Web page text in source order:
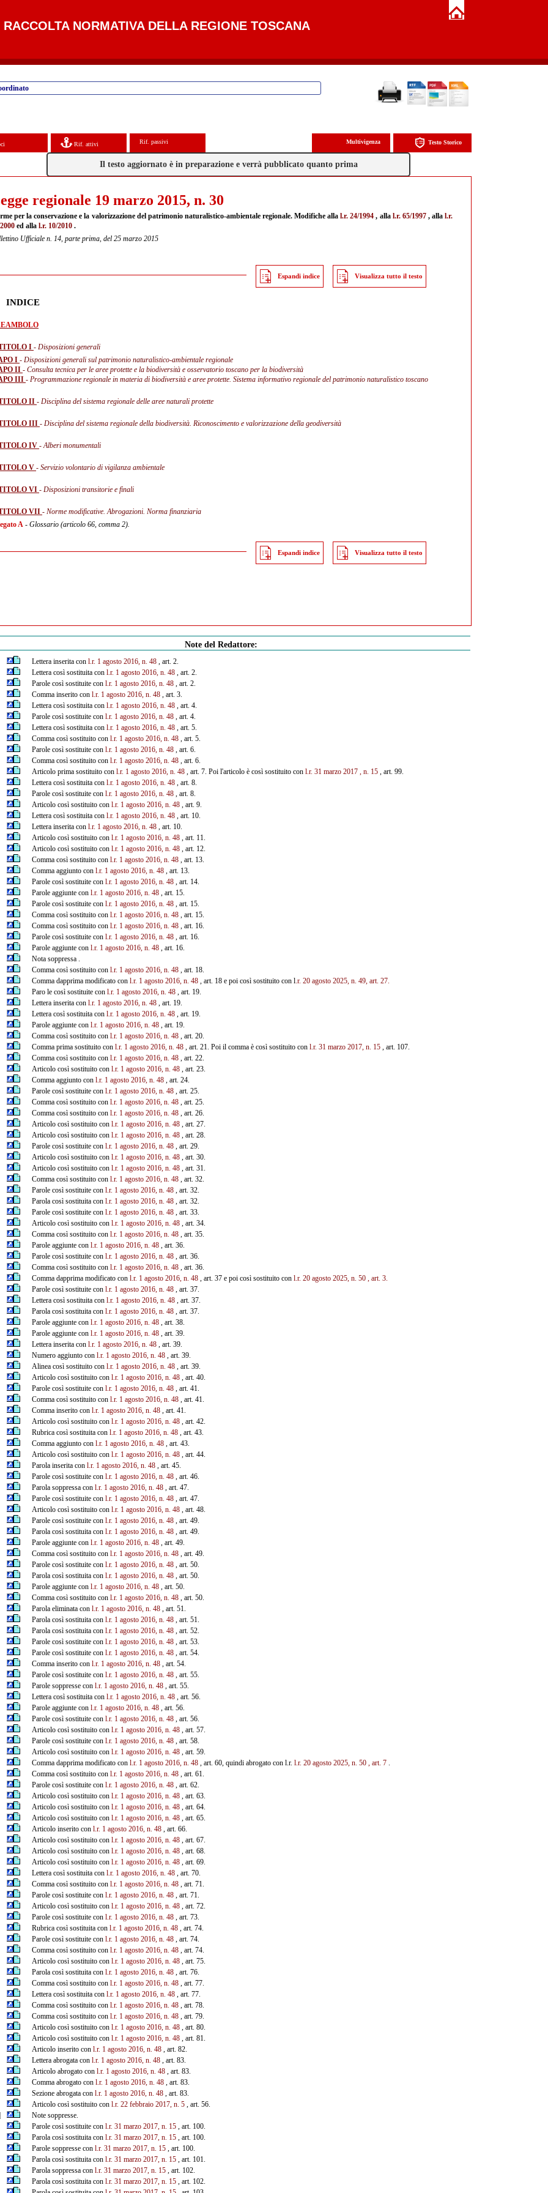
RACCOLTA NORMATIVA DELLA REGIONE TOSCANA
Rif. attivi Rif. passivi Testo Storico
Multivigenza
Il testo aggiornato è in preparazione e verrà pubblicato quanto prima
regionale 19 marzo 2015, n. 30
per la conservazione e la valorizzazione del patrimonio naturalistico-ambientale regionale. Modifiche allal.r. 24/1994 , alla l.r. 65/1997, allal.r.
ed alla l.r. 10/2010 .
Ufficiale n. 14, parte prima, del 25 marzo 2015
Espandi indice Visualizza tutto il testo
INDICE
I - Disposizioni generali
I - Disposizioni generali sul patrimonio naturalistico-ambientale regionale
II - Consulta tecnica per le aree protette e la biodiversità e osservatorio toscano per la biodiversità
III - Programmazione regionale in materia di biodiversità e aree protette. Sistema informativo regionale del patrimonio naturalistico toscano
II - Disciplina del sistema regionale delle aree naturali protette
III - Disciplina del sistema regionale della biodiversità. Riconoscimento e valorizzazione della geodiversità
IV - Alberi monumentali
V - Servizio volontario di vigilanza ambientale
VI - Disposizioni transitorie e finali
VII - Norme modificative. Abrogazioni. Norma finanziaria
A - Glossario (articolo 66, comma 2).
Espandi indice Visualizza tutto il testo
Note del Redattore:
Lettera inserita con l.r. 1 agosto 2016, n. 48, art. 2.
Lettera così sostituita con l.r. 1 agosto 2016, n. 48, art. 2.
Parole così sostituite con l.r. 1 agosto 2016, n. 48, art. 2.
Comma inserito con l.r. 1 agosto 2016, n. 48, art. 3.
Lettera così sostituita con l.r. 1 agosto 2016, n. 48, art. 4.
Parole così sostituite con l.r. 1 agosto 2016, n. 48, art. 4.
Lettera così sostituita con l.r. 1 agosto 2016, n. 48, art. 5.
Comma così sostituito con l.r. 1 agosto 2016, n. 48, art. 5.
Parole così sostituite con l.r. 1 agosto 2016, n. 48, art. 6.
Comma così sostituito con l.r. 1 agosto 2016, n. 48, art. 6.
Articolo prima sostituito con l.r. 1 agosto 2016, n. 48, art. 7. Poi l'articolo è così sostituito con l.r. 31 marzo 2017 , n. 15, art. 99.
Lettera così sostituita con l.r. 1 agosto 2016, n. 48, art. 8.
Parole così sostituite con l.r. 1 agosto 2016, n. 48, art. 8.
Articolo così sostituito con l.r. 1 agosto 2016, n. 48, art. 9.
Lettera così sostituita con l.r. 1 agosto 2016, n. 48, art. 10.
Lettera inserita con l.r. 1 agosto 2016, n. 48, art. 10.
Articolo così sostituito con l.r. 1 agosto 2016, n. 48, art. 11.
Articolo così sostituito con l.r. 1 agosto 2016, n. 48, art. 12.
Comma così sostituito con l.r. 1 agosto 2016, n. 48, art. 13.
Comma aggiunto con l.r. 1 agosto 2016, n. 48, art. 13.
Parole così sostituite con l.r. 1 agosto 2016, n. 48, art. 14.
Parole aggiunte con l.r. 1 agosto 2016, n. 48, art. 15.
Parole così sostituite con l.r. 1 agosto 2016, n. 48, art. 15.
Comma così sostituito con l.r. 1 agosto 2016, n. 48, art. 15.
Comma così sostituito con l.r. 1 agosto 2016, n. 48, art. 16.
Parole così sostituite con l.r. 1 agosto 2016, n. 48, art. 16.
Parole aggiunte con l.r. 1 agosto 2016, n. 48, art. 16.
Nota soppressa .
Comma così sostituito con l.r. 1 agosto 2016, n. 48, art. 18.
Comma dapprima modificato con l.r. 1 agosto 2016, n. 48, art. 18 e poi così sostituito con l.r. 20 agosto 2025, n. 49, art. 27.
Paro le così sostituite con l.r. 1 agosto 2016, n. 48, art. 19.
Lettera inserita con l.r. 1 agosto 2016, n. 48, art. 19.
Lettera così sostituita con l.r. 1 agosto 2016, n. 48, art. 19.
Parole aggiunte con l.r. 1 agosto 2016, n. 48, art. 19.
Comma così sostituito con l.r. 1 agosto 2016, n. 48, art. 20.
Comma prima sostituito con l.r. 1 agosto 2016, n. 48, art. 21. Poi il comma è così sostituito con l.r. 31 marzo 2017, n. 15, art. 107.
Comma così sostituito con l.r. 1 agosto 2016, n. 48, art. 22.
Articolo così sostituito con l.r. 1 agosto 2016, n. 48, art. 23.
Comma aggiunto con l.r. 1 agosto 2016, n. 48, art. 24.
Parole così sostituite con l.r. 1 agosto 2016, n. 48, art. 25.
Comma così sostituito con l.r. 1 agosto 2016, n. 48, art. 25.
Comma così sostituito con l.r. 1 agosto 2016, n. 48, art. 26.
Articolo così sostituito con l.r. 1 agosto 2016, n. 48, art. 27.
Articolo così sostituito con l.r. 1 agosto 2016, n. 48, art. 28.
Parole così sostituite con l.r. 1 agosto 2016, n. 48, art. 29.
Articolo così sostituito con l.r. 1 agosto 2016, n. 48, art. 30.
Articolo così sostituito con l.r. 1 agosto 2016, n. 48, art. 31.
Comma così sostituito con l.r. 1 agosto 2016, n. 48, art. 32.
Parole così sostituite con l.r. 1 agosto 2016, n. 48, art. 32.
Parola così sostituita con l.r. 1 agosto 2016, n. 48, art. 32.
Parole così sostituite con l.r. 1 agosto 2016, n. 48, art. 33.
Articolo così sostituito con l.r. 1 agosto 2016, n. 48, art. 34.
Comma così sostituito con l.r. 1 agosto 2016, n. 48, art. 35.
Parole aggiunte con l.r. 1 agosto 2016, n. 48, art. 36.
Parole così sostituite con l.r. 1 agosto 2016, n. 48, art. 36.
Comma così sostituito con l.r. 1 agosto 2016, n. 48, art. 36.
Comma dapprima modificato con l.r. 1 agosto 2016, n. 48, art. 37 e poi così sostituito con l.r. 20 agosto 2025, n. 50 , art. 3.
Parole così sostituite con l.r. 1 agosto 2016, n. 48, art. 37.
Lettera così sostituita con l.r. 1 agosto 2016, n. 48, art. 37.
Parola così sostituita con l.r. 1 agosto 2016, n. 48, art. 37.
Parole aggiunte con l.r. 1 agosto 2016, n. 48, art. 38.
Parole aggiunte con l.r. 1 agosto 2016, n. 48, art. 39.
Lettera inserita con l.r. 1 agosto 2016, n. 48, art. 39.
Numero aggiunto con l.r. 1 agosto 2016, n. 48, art. 39.
Alinea così sostituito con l.r. 1 agosto 2016, n. 48, art. 39.
Articolo così sostituito con l.r. 1 agosto 2016, n. 48, art. 40.
Parole così sostituite con l.r. 1 agosto 2016, n. 48, art. 41.
Comma così sostituito con l.r. 1 agosto 2016, n. 48, art. 41.
Comma inserito con l.r. 1 agosto 2016, n. 48, art. 41.
Articolo così sostituito con l.r. 1 agosto 2016, n. 48, art. 42.
Rubrica così sostituita con l.r. 1 agosto 2016, n. 48, art. 43.
Comma aggiunto con l.r. 1 agosto 2016, n. 48, art. 43.
Articolo così sostituito con l.r. 1 agosto 2016, n. 48, art. 44.
Parola inserita con l.r. 1 agosto 2016, n. 48, art. 45.
Parole così sostituite con l.r. 1 agosto 2016, n. 48, art. 46.
Parola soppressa con l.r. 1 agosto 2016, n. 48, art. 47.
Parole così sostituite con l.r. 1 agosto 2016, n. 48, art. 47.
Articolo così sostituito con l.r. 1 agosto 2016, n. 48, art. 48.
Parole così sostituite con l.r. 1 agosto 2016, n. 48, art. 49.
Parola così sostituita con l.r. 1 agosto 2016, n. 48, art. 49.
Parole aggiunte con l.r. 1 agosto 2016, n. 48, art. 49.
Comma così sostituito con l.r. 1 agosto 2016, n. 48, art. 49.
Parole così sostituite con l.r. 1 agosto 2016, n. 48, art. 50.
Parola così sostituita con l.r. 1 agosto 2016, n. 48, art. 50.
Parole aggiunte con l.r. 1 agosto 2016, n. 48, art. 50.
Comma così sostituito con l.r. 1 agosto 2016, n. 48, art. 50.
Parola eliminata con l.r. 1 agosto 2016, n. 48, art. 51.
Parola così sostituita con l.r. 1 agosto 2016, n. 48, art. 51.
Parola così sostituita con l.r. 1 agosto 2016, n. 48, art. 52.
Parole così sostituite con l.r. 1 agosto 2016, n. 48, art. 53.
Parole così sostituite con l.r. 1 agosto 2016, n. 48, art. 54.
Comma inserito con l.r. 1 agosto 2016, n. 48, art. 54.
Parole così sostituite con l.r. 1 agosto 2016, n. 48, art. 55.
Parole soppresse con l.r. 1 agosto 2016, n. 48, art. 55.
Lettera così sostituita con l.r. 1 agosto 2016, n. 48, art. 56.
Parole aggiunte con l.r. 1 agosto 2016, n. 48, art. 56.
Parole così sostituite con l.r. 1 agosto 2016, n. 48, art. 56.
Articolo così sostituito con l.r. 1 agosto 2016, n. 48, art. 57.
Parole così sostituite con l.r. 1 agosto 2016, n. 48, art. 58.
Articolo così sostituito con l.r. 1 agosto 2016, n. 48, art. 59.
Comma dapprima modificato con l.r. 1 agosto 2016, n. 48, art. 60, quindi abrogato con l.r. l.r. 20 agosto 2025, n. 50 , art. 7.
Comma così sostituito con l.r. 1 agosto 2016, n. 48, art. 61.
Parole così sostituite con l.r. 1 agosto 2016, n. 48, art. 62.
Articolo così sostituito con l.r. 1 agosto 2016, n. 48, art. 63.
Articolo così sostituito con l.r. 1 agosto 2016, n. 48, art. 64.
Articolo così sostituito con l.r. 1 agosto 2016, n. 48, art. 65.
Articolo inserito con l.r. 1 agosto 2016, n. 48, art. 66.
Articolo così sostituito con l.r. 1 agosto 2016, n. 48, art. 67.
Articolo così sostituito con l.r. 1 agosto 2016, n. 48, art. 68.
Articolo così sostituito con l.r. 1 agosto 2016, n. 48, art. 69.
Lettera così sostituita con l.r. 1 agosto 2016, n. 48, art. 70.
Comma così sostituito con l.r. 1 agosto 2016, n. 48, art. 71.
Parole così sostituite con l.r. 1 agosto 2016, n. 48, art. 71.
Articolo così sostituito con l.r. 1 agosto 2016, n. 48, art. 72.
Parole così sostituite con l.r. 1 agosto 2016, n. 48, art. 73.
Rubrica così sostituita con l.r. 1 agosto 2016, n. 48, art. 74.
Parole così sostituite con l.r. 1 agosto 2016, n. 48, art. 74.
Comma così sostituito con l.r. 1 agosto 2016, n. 48, art. 74.
Articolo così sostituito con l.r. 1 agosto 2016, n. 48, art. 75.
Parola così sostituita con l.r. 1 agosto 2016, n. 48, art. 76.
Comma così sostituito con l.r. 1 agosto 2016, n. 48, art. 77.
Lettera così sostituita con l.r. 1 agosto 2016, n. 48, art. 77.
Comma così sostituito con l.r. 1 agosto 2016, n. 48, art. 78.
Comma così sostituito con l.r. 1 agosto 2016, n. 48, art. 79.
Articolo così sostituito con l.r. 1 agosto 2016, n. 48, art. 80.
Articolo così sostituito con l.r. 1 agosto 2016, n. 48, art. 81.
Articolo inserito con l.r. 1 agosto 2016, n. 48, art. 82.
Lettera abrogata con l.r. 1 agosto 2016, n. 48, art. 83.
Articolo abrogato con l.r. 1 agosto 2016, n. 48, art. 83.
Comma abrogato con l.r. 1 agosto 2016, n. 48, art. 83.
Sezione abrogata con l.r. 1 agosto 2016, n. 48, art. 83.
Articolo così sostituito con l.r. 22 febbraio 2017, n. 5, art. 56.
Note soppresse.
Parole così sostituite con l.r. 31 marzo 2017, n. 15, art. 100.
Parola così sostituita con l.r. 31 marzo 2017, n. 15, art. 100.
Parole soppresse con l.r. 31 marzo 2017, n. 15, art. 100.
Parola così sostituita con l.r. 31 marzo 2017, n. 15, art. 101.
Parola soppressa con l.r. 31 marzo 2017, n. 15, art. 102.
Parola così sostituita con l.r. 31 marzo 2017, n. 15, art. 102.